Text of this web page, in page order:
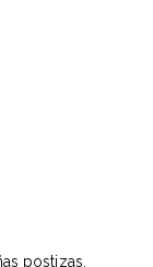
postizas.